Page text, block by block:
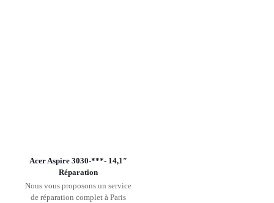
Acer Aspire 3030-***- 14,1″
Réparation
Nous vous proposons un service
de réparation complet à Paris